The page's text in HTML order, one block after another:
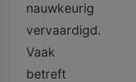
nauwkeurig
vervaardigd.
Vaak
betreft